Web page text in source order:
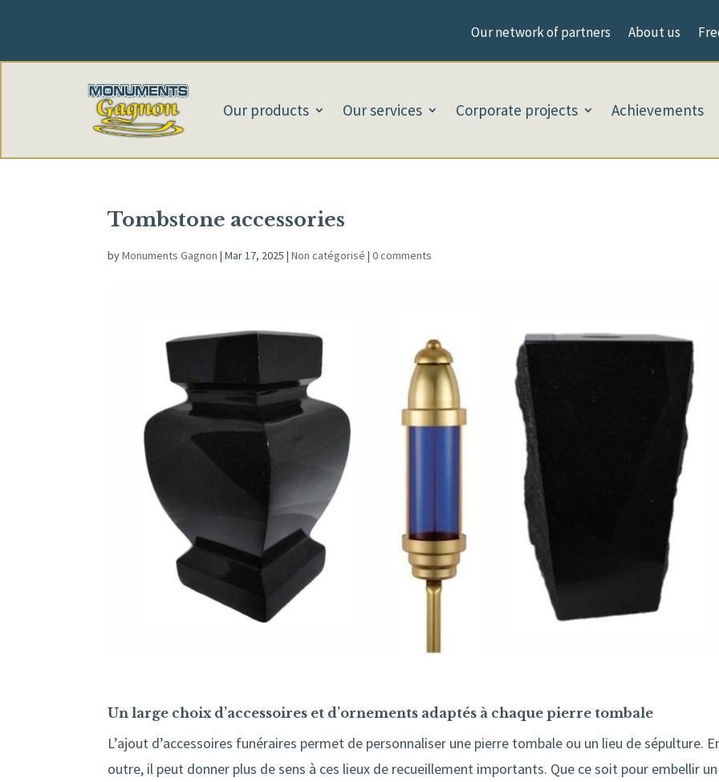
Our network of partners About us
Our products Our services Corporate projects Achievements
Tombstone accessories
byMonuments Gagnon |Mar 17, 2025 |Non catégorisé |0 comments
Un large choix d’accessoires et d’ornements adaptés à chaque pierre tombale
L’ajout d’accessoires funéraires permet de personnaliser une pierre tombale ou un lieu de sépulture.
outre, il peut donner plus de sens à ces lieux de recueillement importants. Que ce soit pour embellir un